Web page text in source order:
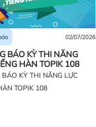
02/07/2026
BÁO KỲ THI NĂNG
HÀN TOPIK 108
BÁO KỲ THI NĂNG LỰC
TOPIK 108